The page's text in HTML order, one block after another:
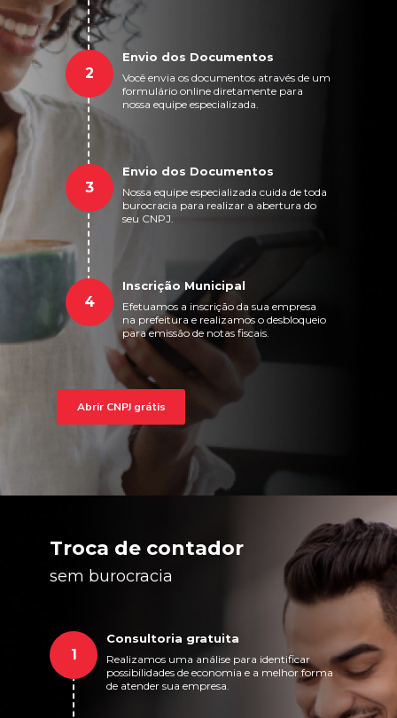
2
Envio dos Documentos
Você envia os documentos através de um
formulário online diretamente para
nossa equipe especializada.
3
Envio dos Documentos
Nossa equipe especializada cuida de toda
burocracia para realizar a abertura do
seu CNPJ.
4
Inscrição Municipal
Efetuamos a inscrição da sua empresa
na prefeitura e realizamos o desbloqueio
para emissão de notas fiscais.
Abrir CNPJ grátis
Troca de contador
sem burocracia
1
Consultoria gratuita
Realizamos uma análise para identificar
possibilidades de economia e a melhor forma
de atender sua empresa.